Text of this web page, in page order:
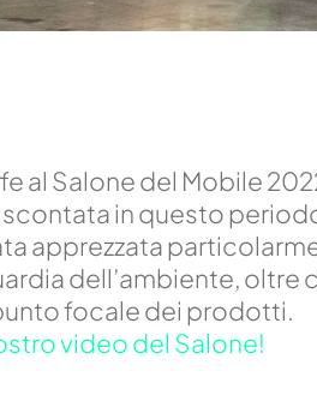
al Salone del Mobile
in questo
apprezzata
dell’ambiente,
focale dei prodotti.
video del Salone!